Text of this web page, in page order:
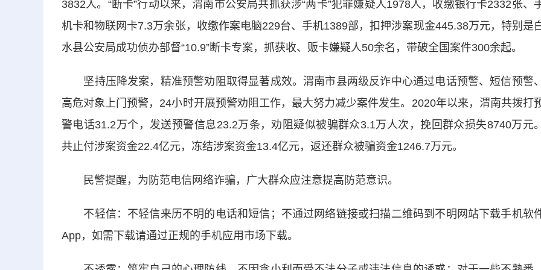
3832人。“断卡”行动以来，渭南市公安局共抓获涉“两卡”犯罪嫌疑人1978人，收缴银行卡2332张、
机卡和物联网卡7.3万余张，收缴作案电脑229台、手机1389部，扣押涉案现金445.38万元，特别是
水县公安局成功侦办部督“10.9”断卡专案，抓获收、贩卡嫌疑人50余名，带破全国案件300余起。
坚持压降发案，精准预警劝阻取得显著成效。渭南市县两级反诈中心通过电话预警、短信预警、
高危对象上门预警，24小时开展预警劝阻工作，最大努力减少案件发生。2020年以来，渭南共拨打
警电话31.2万个，发送预警信息23.2万条，劝阻疑似被骗群众3.1万人次，挽回群众损失8740万元。
共止付涉案资金22.4亿元，冻结涉案资金13.4亿元，返还群众被骗资金1246.7万元。
民警提醒，为防范电信网络诈骗，广大群众应注意提高防范意识。
不轻信：不轻信来历不明的电话和短信；不通过网络链接或扫描二维码到不明网站下载手机软
App，如需下载请通过正规的手机应用市场下载。